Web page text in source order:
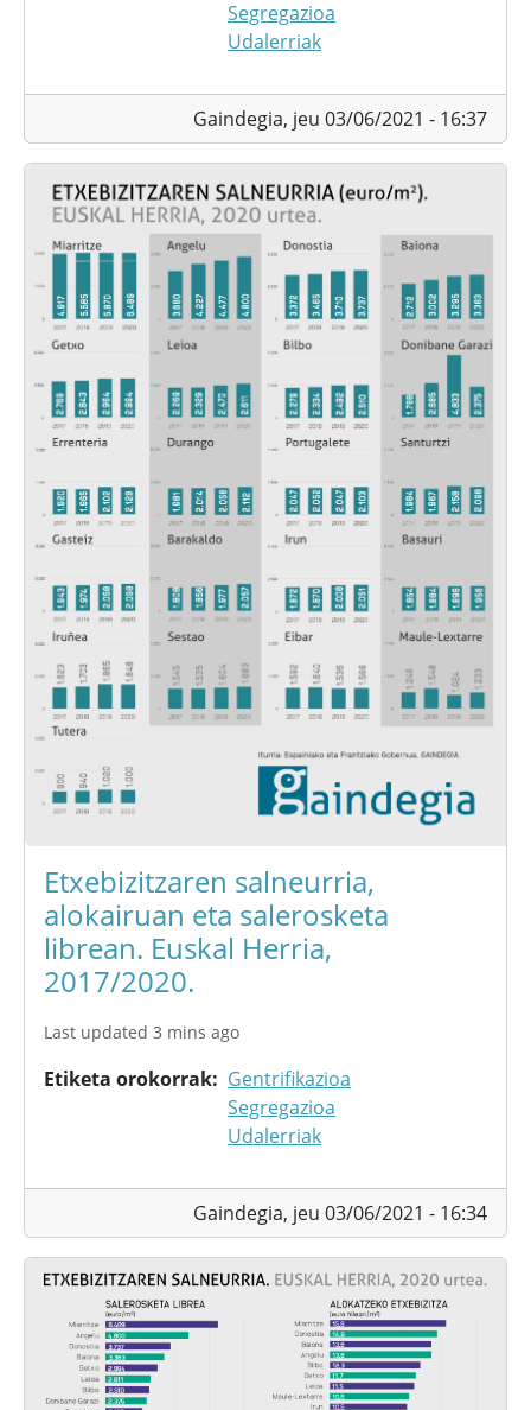
Segregazioa
Udalerriak
Gaindegia, jeu 03/06/2021 - 16:37
Etxebizitzaren salneurria,
alokairuan eta salerosketa
librean. Euskal Herria,
2017/2020.
Last updated 3 mins ago
Etiketa orokorrak
Gentrifikazioa
Segregazioa
Udalerriak
Gaindegia, jeu 03/06/2021 - 16:34